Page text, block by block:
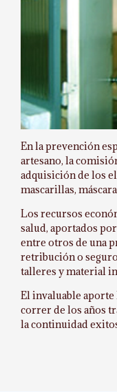
En la prevención
artesano, la
adquisición de los
mascarillas,
Los recursos
salud, aportados
entre otros de una
retribución o
talleres y material
El invaluable
correr de los años
la continuidad